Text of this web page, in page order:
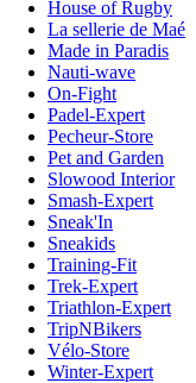
House of Rugby
La sellerie de Maé
Made in Paradis
Nauti-wave
On-Fight
Padel-Expert
Pecheur-Store
Pet and Garden
Slowood Interior
Smash-Expert
Sneak'In
Sneakids
Training-Fit
Trek-Expert
Triathlon-Expert
TripNBikers
Vélo-Store
Winter-Expert